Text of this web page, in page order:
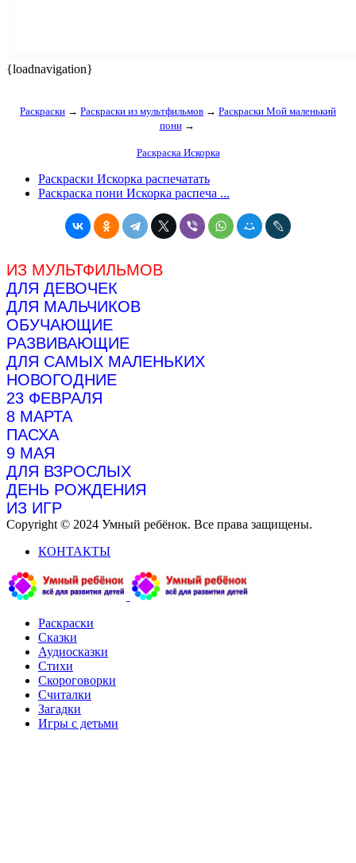
{loadnavigation}
Раскраски → Раскраски из мультфильмов → Раскраски Мой маленький
пони →
Раскраска Искорка
Раскраски Искорка распечатать
Раскраска пони Искорка распеча ...
ИЗ МУЛЬТФИЛЬМОВ
ДЛЯ ДЕВОЧЕК
ДЛЯ МАЛЬЧИКОВ
ОБУЧАЮЩИЕ
РАЗВИВАЮЩИЕ
ДЛЯ САМЫХ МАЛЕНЬКИХ
НОВОГОДНИЕ
23 ФЕВРАЛЯ
8 МАРТА
ПАСХА
9 МАЯ
ДЛЯ ВЗРОСЛЫХ
ДЕНЬ РОЖДЕНИЯ
ИЗ ИГР
Copyright © 2024 Умный ребёнок. Все права защищены.
КОНТАКТЫ
Раскраски
Сказки
Аудиосказки
Стихи
Скороговорки
Считалки
Загадки
Игры с детьми